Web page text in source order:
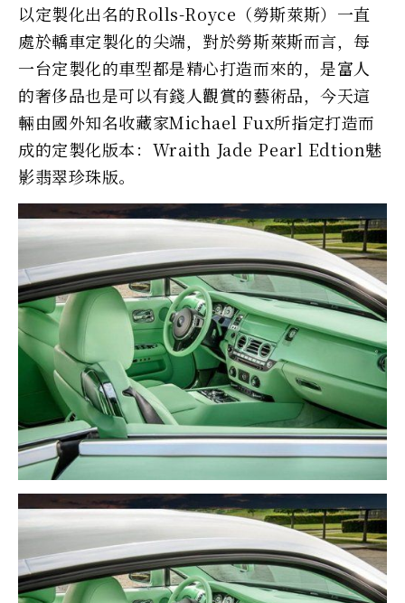
以定製化出名的Rolls-Royce（勞斯萊斯）一直
處於轎車定製化的尖端，對於勞斯萊斯而言，每
一台定製化的車型都是精心打造而來的，是富人
的奢侈品也是可以有錢人觀賞的藝術品，今天這
輛由國外知名收藏家Michael Fux所指定打造而
成的定製化版本：Wraith Jade Pearl Edtion魅
影翡翠珍珠版。